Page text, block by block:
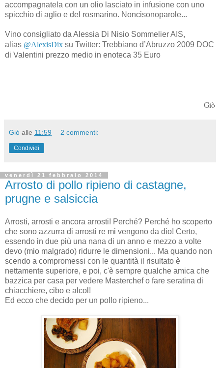
accompagnatela con un olio lasciato in infusione con uno
spicchio di aglio e del rosmarino. Noncisonoparole...
Vino consigliato da Alessia Di Nisio Sommelier AIS,
alias @AlexisDix su Twitter: Trebbiano d’Abruzzo 2009 DOC
di Valentini prezzo medio in enoteca 35 Euro
Giò
Giò alle 11:59 2 commenti:
Condividi
venerdì 21 febbraio 2014
Arrosto di pollo ripieno di castagne,
prugne e salsiccia
Arrosti, arrosti e ancora arrosti! Perché? Perché ho scoperto
che sono azzurra di arrosti re mi vengono da dio! Certo,
essendo in due più una nana di un anno e mezzo a volte
devo (mio malgrado) ridurre le dimensioni... Ma quando non
scendo a compromessi con le quantità il risultato è
nettamente superiore, e poi, c'è sempre qualche amica che
bazzica per casa per vedere Masterchef o fare seratina di
chiacchiere, cibo e alcol!
Ed ecco che decido per un pollo ripieno...